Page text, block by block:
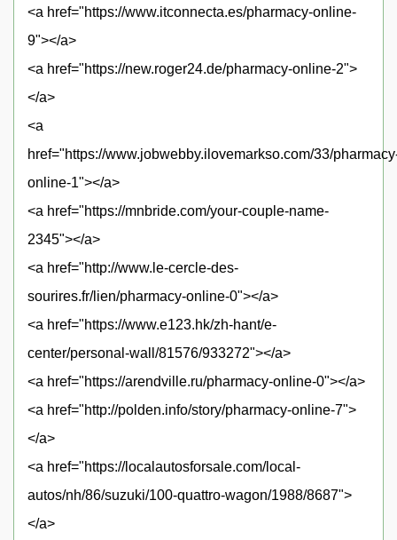
<a href="https://www.itconnecta.es/pharmacy-online-
9"></a>
<a href="https://new.roger24.de/pharmacy-online-2">
</a>
<a
href="https://www.jobwebby.ilovemarkso.com/33/
online-1"></a>
<a href="https://mnbride.com/your-couple-name-
2345"></a>
<a href="http://www.le-cercle-des-
sourires.fr/lien/pharmacy-online-0"></a>
<a href="https://www.e123.hk/zh-hant/e-
center/personal-wall/81576/933272"></a>
<a href="https://arendville.ru/pharmacy-online-0"></a>
<a href="http://polden.info/story/pharmacy-online-7">
</a>
<a href="https://localautosforsale.com/local-
autos/nh/86/suzuki/100-quattro-wagon/1988/8687">
</a>